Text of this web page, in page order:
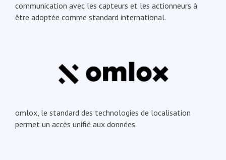
communication avec les capteurs et les actionneurs à
être adoptée comme standard international.
omlox, le standard des technologies de localisation
permet un accès unifié aux données.